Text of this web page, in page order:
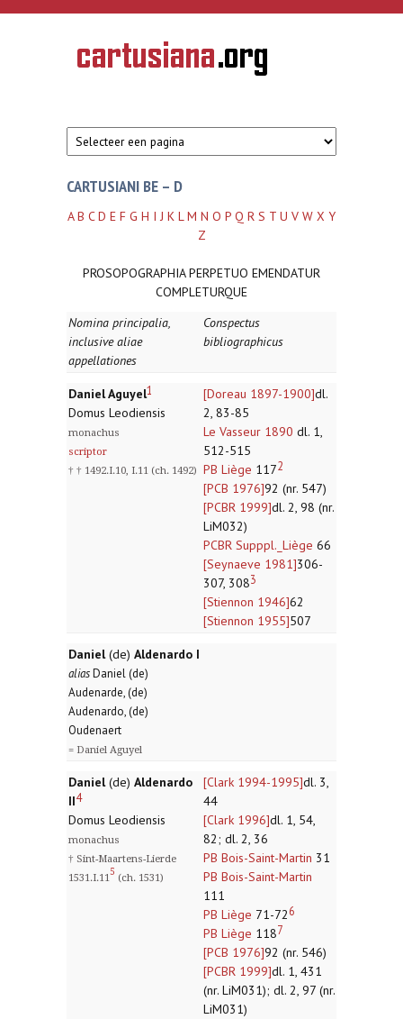
Overslaan en naar de inhoud gaan
CARTUSIANA
Geschiedenis
van de
CARTUSIANI BE – D
A B C D E F G H I J K L M N O P Q R S T U V W X Y
Z
PROSOPOGRAPHIA PERPETUO EMENDATUR
COMPLETURQUE
Nomina principalia,
inclusive aliae
appellationes
Conspectus
bibliographicus
Daniel Aguyel1
Domus Leodiensis
monachus
scriptor
† † 1492.I.10, I.11 (ch. 1492)
[Doreau 1897-1900]dl.
2, 83-85
Le Vasseur 1890 dl. 1,
512-515
PB Liège 1172
[PCB 1976]92 (nr. 547)
[PCBR 1999]dl. 2, 98 (nr.
LiM032)
PCBR Supppl._Liège 66
[Seynaeve 1981]306-
307, 3083
[Stiennon 1946]62
[Stiennon 1955]507
Daniel(de) Aldenardo I
aliasDaniel (de)
Audenarde, (de)
Audenardo, (de)
Oudenaert
= Daniel Aguyel
Daniel(de) Aldenardo
II4
Domus Leodiensis
monachus
† Sint-Maartens-Lierde
1531.I.11
5
(ch. 1531)
[Clark 1994-1995]dl. 3,
44
[Clark 1996]dl. 1, 54,
82; dl. 2, 36
PB Bois-Saint-Martin 31
PB Bois-Saint-Martin
111
PB Liège 71-726
PB Liège 1187
[PCB 1976]92 (nr. 546)
[PCBR 1999]dl. 1, 431
(nr. LiM031); dl. 2, 97 (nr.
LiM031)